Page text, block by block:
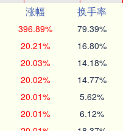
涨幅
换手率
396.89% 79.39%
20.21% 16.80%
20.03% 14.18%
20.02% 14.77%
20.01% 5.62%
20.01% 6.12%